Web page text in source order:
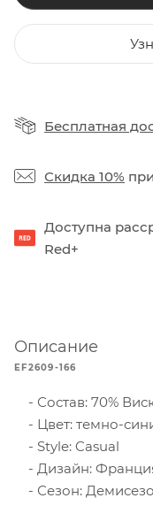
Бесплатная
Скидка 10%
Доступна
Red+
Описание
EF2609-166
Состав: 70%
Цвет: темно-
Style: Casual
Дизайн:
Сезон: